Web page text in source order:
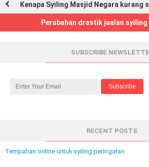
Kenapa Syiling Masjid Negara kurang
Perubahan drastik jualan syiling
SUBSCRIBE
RECENT POSTS
Tempahan online untuk syiling peringatan